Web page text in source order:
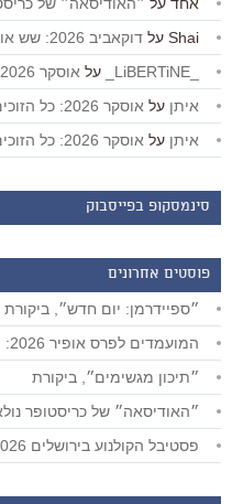
אחד על ״האודיסאה״ של
Shai על דוקאביב 2026: שש או שבע המלצות
על אוסקר 2026: כל הזוכים
איתן על אוסקר 2026: כל הזוכים
איתן על אוסקר 2026: כל הזוכים
סינמסקופ בפייסבוק
פוסטים אחרונים
״ספיידרמן: יום חדש״, ביקורת
המועמדים לפרס אופיר 2026: ״עצמאות״ מוביל
״תיכון מגשימים״, ביקורת
״האודיסאה״ של כריסטופר
פסטיבל הקולנוע בירושלים 2026: שמונה או תשע המלצות